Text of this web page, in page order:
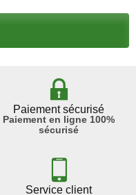
Paiement sécurisé
Paiement en ligne 100%
sécurisé
Service client